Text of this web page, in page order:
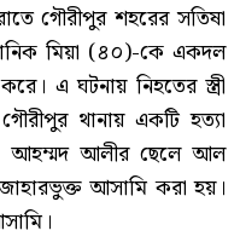
গৌরীপুর শহরের সতিষা
মিয়া (৪০)-কে একদল
এ ঘটনায় নিহতের স্ত্রী
থানায় একটি হত্যা
আহম্মদ আলীর ছেলে আল
আসামি করা হয়।